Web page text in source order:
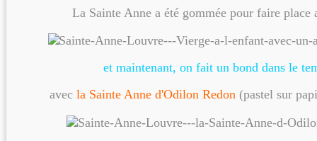
La Sainte Anne a été gommée pour faire place
et maintenant, on fait un bond dans le
avec la Sainte Anne d'Odilon Redon (pastel sur